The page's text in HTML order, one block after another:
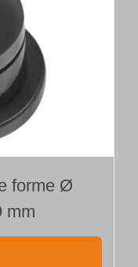
forme Ø
mm